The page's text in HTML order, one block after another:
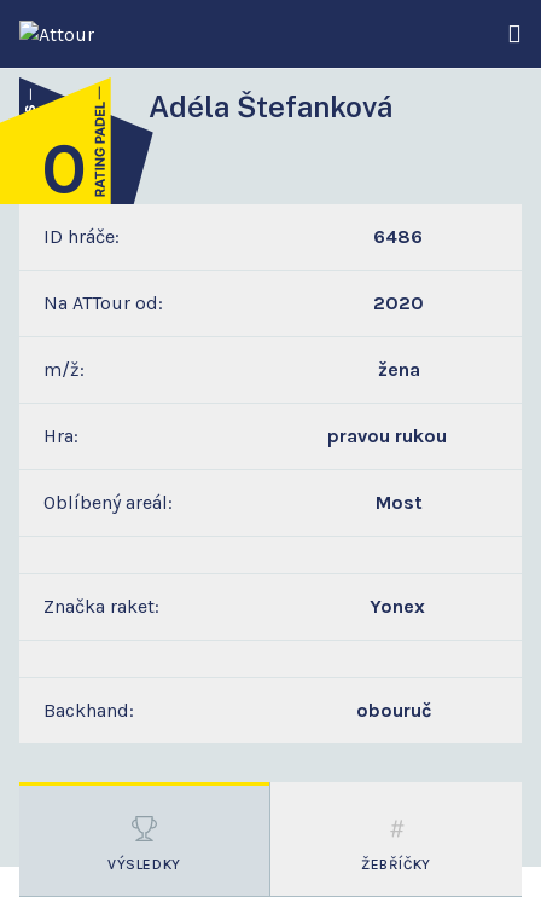
Adéla Štefanková
1
0
ID hráče: 6486
Na ATTour od: 2020
m/ž: žena
Hra: pravou rukou
Oblíbený areál: Most
Značka raket: Yonex
Backhand: obouruč
VÝSLEDKY ŽEBŘÍČKY